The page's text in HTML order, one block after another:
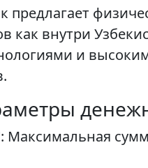
предлагает
как внутри
и
Максимальная